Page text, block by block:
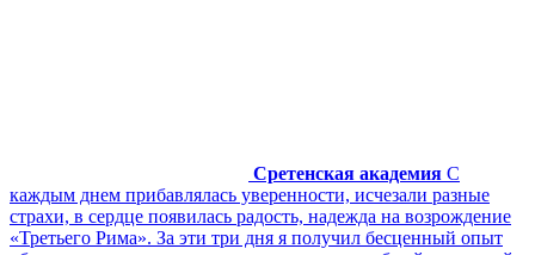
Сретенская академия С
каждым днем прибавлялась уверенности, исчезали разные
страхи, в сердце появилась радость, надежда на возрождение
«Третьего Рима». За эти три дня я получил бесценный опыт